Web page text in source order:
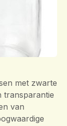
met zwarte
transparantie
van